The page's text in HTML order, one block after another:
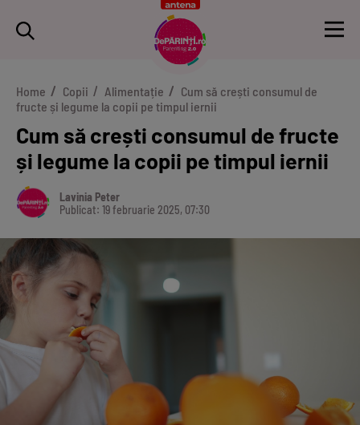
Home Copii Alimentație
Cum să crești consumul de
fructe și legume la copii pe timpul iernii
Cum să crești consumul de fructe
și legume la copii pe timpul iernii
Lavinia Peter
Publicat: 19 februarie 2025, 07:30